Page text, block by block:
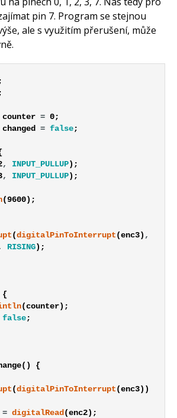
pin 7. Program se stejnou
ale s využitím přerušení, může
;
;
counter = 0 ;
changed = false ;
, INPUT_PULLUP ) ;
, INPUT_PULLUP ) ;
(9600 ) ;
(digitalPinToInterrupt (enc3 ) ,
RISING ) ;
{
(counter ) ;
false ;
( ) {
(digitalPinToInterrupt (enc3 ) )
= digitalRead (enc2 ) ;